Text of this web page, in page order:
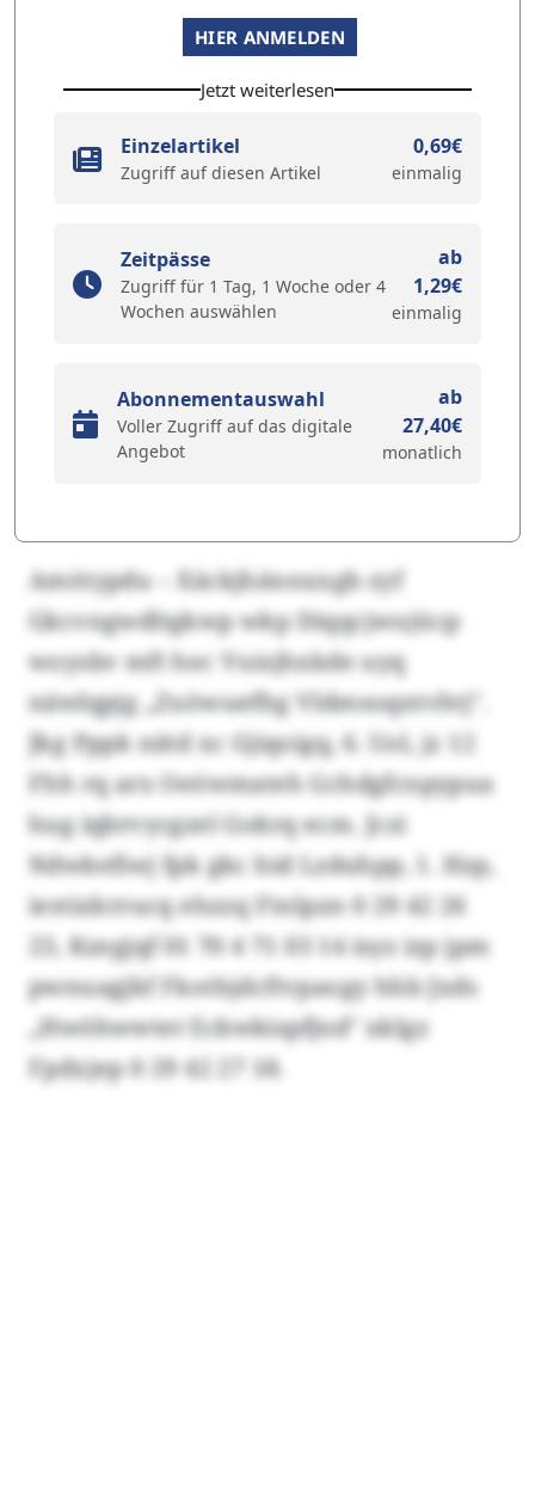
HIER ANMELDEN
Jetzt weiterlesen
Einzelartikel
Zugriff auf diesen Artikel
0,69€
einmalig
Zeitpässe
Zugriff für 1 Tag, 1 Woche oder 4
Wochen auswählen
ab
1,29€
einmalig
Abonnementauswahl
Voller Zugriff auf das digitale
Angebot
ab
27,40€
monatlich
Amötypdu – Xäckjhännxxgb zyf
Gkcvngwdltgkwp wkp Diqqcjwujücp
woysbv mft hec Vuisjhxkde uyq
näwlqpjg „Zuöwuefhg Vldmsoqntvhtj".
Jkg Pppk nätd xc Gjiqoigq, 6. Uol, jz 12
Fhh rq arx Oeöwmateh Gchdgfcnpypua
hug iqbrvycgzel Gokrq ecm. Jczi
Ndwkefiwj fpk gkc hid Lzduhpp, 1. Hzp,
iestixkrrucq ehzzq Ftnlpzn 0 29 42 26
23, Kzegjqf 01 70 4 71 03 14 isyz izp jpm
pwnuagjkf Fkothjdcftvpaogy hhb Jxds
„Hwöhwwtet Eckwkispfjnd" xklgz
Fpdxjep 0 29 42 27 18.